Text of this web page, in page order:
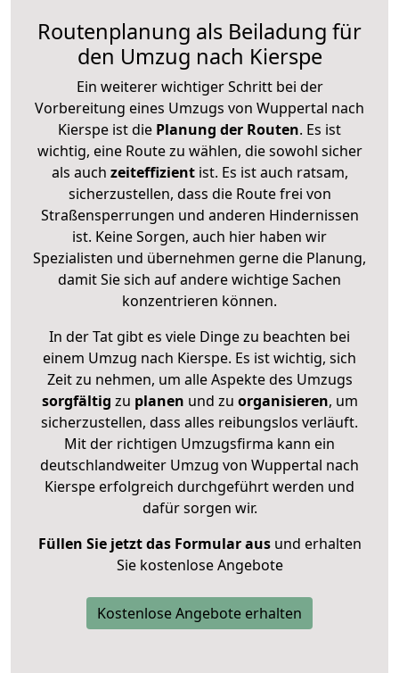
Routenplanung als Beiladung für
den Umzug nach Kierspe
Ein weiterer wichtiger Schritt bei der
Vorbereitung eines Umzugs von Wuppertal nach
Kierspe ist die Planung der Routen. Es ist
wichtig, eine Route zu wählen, die sowohl sicher
als auch zeiteffizientist. Es ist auch ratsam,
sicherzustellen, dass die Route frei von
Straßensperrungen und anderen Hindernissen
ist. Keine Sorgen, auch hier haben wir
Spezialisten und übernehmen gerne die Planung,
damit Sie sich auf andere wichtige Sachen
konzentrieren können.
In der Tat gibt es viele Dinge zu beachten bei
einem Umzug nach Kierspe. Es ist wichtig, sich
Zeit zu nehmen, um alle Aspekte des Umzugs
sorgfältig zu planen und zu organisieren, um
sicherzustellen, dass alles reibungslos verläuft.
Mit der richtigen Umzugsfirma kann ein
deutschlandweiter Umzug von Wuppertal nach
Kierspe erfolgreich durchgeführt werden und
dafür sorgen wir.
Füllen Sie jetzt das Formular ausund erhalten
Sie kostenlose Angebote
Kostenlose Angebote erhalten